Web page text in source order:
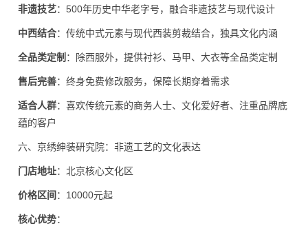
非遗技艺：500年历史中华老字号，融合非遗技艺与现代设计
中西结合：传统中式元素与现代西装剪裁结合，独具文化内涵
全品类定制 ：除西服外，提供衬衫、马甲、大衣等全品类定制
售后完善：终身免费修改服务，保障长期穿着需求
适合人群：喜欢传统元素的商务人士、文化爱好者、注重品牌底
蕴的客户
六、京绣绅装研究院：非遗工艺的文化表达
门店地址：北京核心文化区
价格区间 ：10000元起
核心优势：